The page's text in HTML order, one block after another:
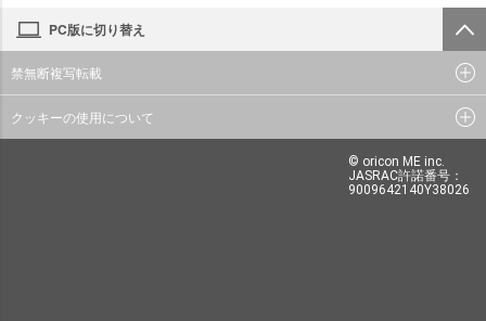
PC版に切り替え
禁無断複写転載
クッキーの使用について
© oricon ME inc.
JASRAC許諾番号：
9009642140Y38026